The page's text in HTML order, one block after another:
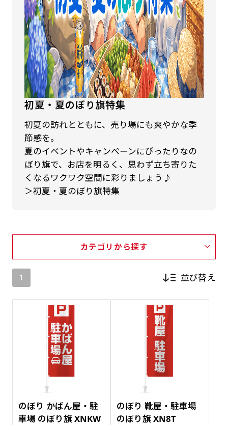
初夏・夏のぼり旗特集
初夏の訪れとともに、売り場にも爽やかな季
節感を。
夏のイベントやキャンペーンにぴったりなの
ぼり旗で、お店を明るく、思わず立ち寄りた
くなるワクワク空間に彩りましょう♪
＞初夏・夏のぼり旗特集
カテゴリから探す
1 並び替え
新着順
価格が安い順
価格が高い順
のぼり かばん屋・駐
車場 のぼり旗 XNKW
のぼり 靴屋・駐車場
のぼり旗 XN8T